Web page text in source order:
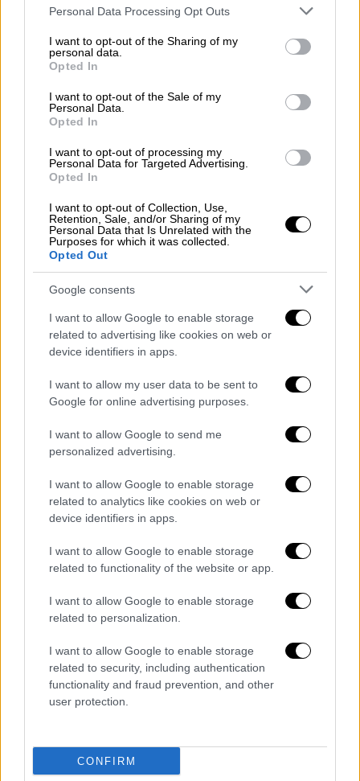
Please note that this website/app uses one or more Google
not limited to your visit or usage behaviour. You may click to
grant or deny consent to Google and its third-party tags to
use your data for below specified purposes in below Google
consent section.
Personal Data Processing Opt Outs
I want to opt-out of the Sharing of my
personal data.
Opted In
I want to opt-out of the Sale of my
Personal Data.
Opted In
I want to opt-out of processing my
Personal Data for Targeted Advertising.
Opted In
I want to opt-out of Collection, Use,
Retention, Sale, and/or Sharing of my
Personal Data that Is Unrelated with the
Purposes for which it was collected.
Opted Out
Google consents
I want to allow Google to enable storage
related to advertising like cookies on web or
device identifiers in apps.
I want to allow my user data to be sent to
Google for online advertising purposes.
I want to allow Google to send me
personalized advertising.
I want to allow Google to enable storage
related to analytics like cookies on web or
device identifiers in apps.
I want to allow Google to enable storage
related to functionality of the website or app.
I want to allow Google to enable storage
related to personalization.
I want to allow Google to enable storage
related to security, including authentication
functionality and fraud prevention, and other
user protection.
CONFIRM
αλλάζει τα πάντα. Το πιο εντυπωσιακό
στοιχείο του είναι ένα τεράστιο νεκρό κήτος
που εκτίθεται σε ένα φορτηγό. Από τη στιγμή
που εμφανίζεται, η πόλη αποκτά μια περίεργη
ένταση.
Οι χαρακτήρες είναι πολύ ζωντανοί. Υπάρχει
ένας άνθρωπος που προσπαθεί να καταλάβει
μια γυναίκα που επιδιώκει δύναμη και έλεγχο,
και πολλοί ακόμη που κινούνται ανάμεσα σε
φόβο και περιέργεια. Καθώς η ιστορία
προχωρά, η πόλη αρχίζει να αλλάζει. Οι
ισορροπίες μετακινούνται και οι άνθρωποι
αντιδρούν με τρόπους που δείχνουν τι
κρύβεται μέσα τους.
Αυτό που κάνει εντύπωση είναι πώς ένα
γεγονός φέρνει στην επιφάνεια ό,τι ήδη
υπάρχει. Οι σχέσεις, οι εντάσεις, οι επιθυμίες.
Όλα αποκτούν μεγαλύτερη ένταση και
οδηγούν την ιστορία σε μια κορύφωση που σε
κρατάει μέχρι το τέλος. Το βιβλίο έχει
έντονη ατμόσφαιρα και σε κάνει να νιώθεις
ότι βρίσκεσαι μέσα στην πόλη, περπατάς
στους δρόμους της και βλέπεις τα πράγματα
να αλλάζουν μπροστά σου.